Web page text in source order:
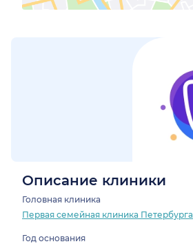
Описание клиники
Головная клиника
Первая семейная клиника Петербурга
Год основания